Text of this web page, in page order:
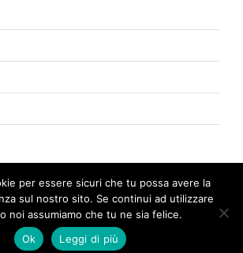
Leggi laPrivacy Policy. LawPlatinum Srls
San Giuseppe Vesuviano (NA) C.F e P.IVA
05914960652
per essere sicuri che tu possa avere la
sul nostro sito. Se continui ad utilizzare
noi assumiamo che tu ne sia felice.
Ok
Leggi di più